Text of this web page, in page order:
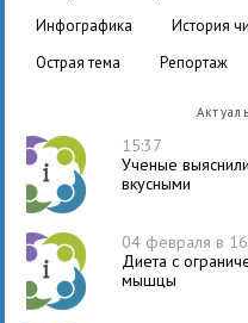
инфографика
история
острая тема
репортаж
15:37
Ученые
вкусными
04 февраля в
Диета с
мышцы